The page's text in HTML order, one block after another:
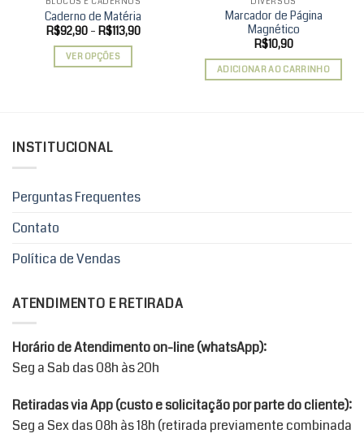
Caderno de Matéria
R$92,90 – R$113,90Faixa
VER OPÇÕES
variantes.
podem
página
produto
Marcador de Página
Magnético
R$10,90
ADICIONAR AO CARRINHO
INSTITUCIONAL
Perguntas Frequentes
Contato
Política de Vendas
ATENDIMENTO E RETIRADA
Horário de Atendimento on-line (whatsApp):
Seg a Sab das 08h às 20h
Retiradas via App (custo e solicitação por parte do cliente):
Seg a Sex das 08h às 18h (retirada previamente combinada